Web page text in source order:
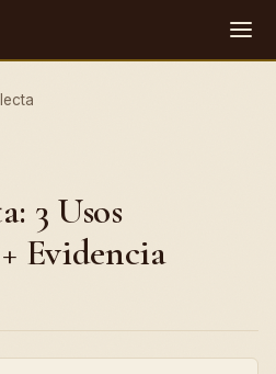
3 Usos
Evidencia